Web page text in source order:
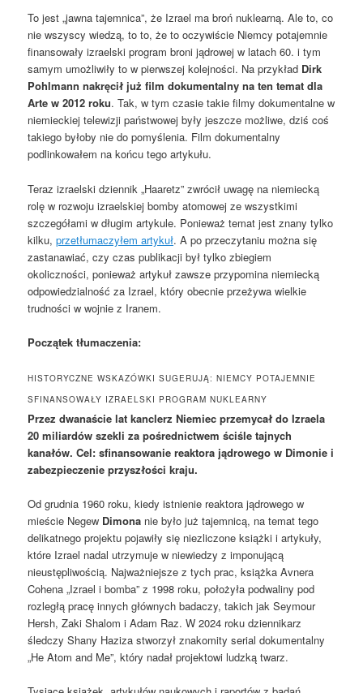
To jest „jawna tajemnica”, że Izrael ma broń nuklearną. Ale to, co
nie wszyscy wiedzą, to to, że to oczywiście Niemcy potajemnie
finansowały izraelski program broni jądrowej w latach 60. i tym
samym umożliwiły to w pierwszej kolejności. Na przykład Dirk
Pohlmann nakręcił już film dokumentalny na ten temat dla
Arte w 2012 roku. Tak, w tym czasie takie filmy dokumentalne w
niemieckiej telewizji państwowej były jeszcze możliwe, dziś coś
takiego byłoby nie do pomyślenia. Film dokumentalny
podlinkowałem na końcu tego artykułu.
Teraz izraelski dziennik „Haaretz” zwrócił uwagę na niemiecką
rolę w rozwoju izraelskiej bomby atomowej ze wszystkimi
szczegółami w długim artykule. Ponieważ temat jest znany tylko
kilku,przetłumaczyłem artykuł. A po przeczytaniu można się
zastanawiać, czy czas publikacji był tylko zbiegiem
okoliczności, ponieważ artykuł zawsze przypomina niemiecką
odpowiedzialność za Izrael, który obecnie przeżywa wielkie
trudności w wojnie z Iranem.
Początek tłumaczenia:
HISTORYCZNE WSKAZÓWKI SUGERUJĄ: NIEMCY POTAJEMNIE
SFINANSOWAŁY IZRAELSKI PROGRAM NUKLEARNY
Przez dwanaście lat kanclerz Niemiec przemycał do Izraela
20 miliardów szekli za pośrednictwem ściśle tajnych
kanałów. Cel: sfinansowanie reaktora jądrowego w Dimonie i
zabezpieczenie przyszłości kraju.
Od grudnia 1960 roku, kiedy istnienie reaktora jądrowego w
mieście Negew Dimona nie było już tajemnicą, na temat tego
delikatnego projektu pojawiły się niezliczone książki i artykuły,
które Izrael nadal utrzymuje w niewiedzy z imponującą
nieustępliwością. Najważniejsze z tych prac, książka Avnera
Cohena „Izrael i bomba” z 1998 roku, położyła podwaliny pod
rozległą pracę innych głównych badaczy, takich jak Seymour
Hersh, Zaki Shalom i Adam Raz. W 2024 roku dziennikarz
śledczy Shany Haziza stworzył znakomity serial dokumentalny
„He Atom and Me”, który nadał projektowi ludzką twarz.